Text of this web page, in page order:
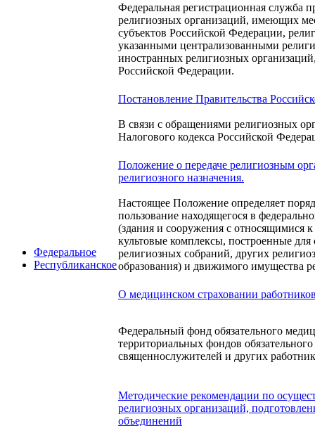
Федеральное
Республиканское
Федеральная регистрационная служба
религиозных организаций, имеющих
субъектов Российской Федерации,
указанными централизованными
иностранных религиозных
Российской Федерации.
Постановление Правительства
В связи с обращениями религиозных
Налогового кодекса Российской
Положение о передаче религиозным
религиозного назначения.
Настоящее Положение определяет
пользование находящегося в
(здания и сооружения с относящимися
культовые комплексы, построенные
религиозных собраний, других
образования) и движимого имущества
О медицинском страховании
Федеральный фонд обязательного
территориальных фондов
священнослужителей и других
Методические рекомендации по
религиозных организаций,
объединений